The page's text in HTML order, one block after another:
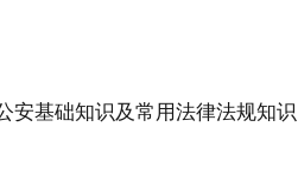
基础知识及常用法律法规知